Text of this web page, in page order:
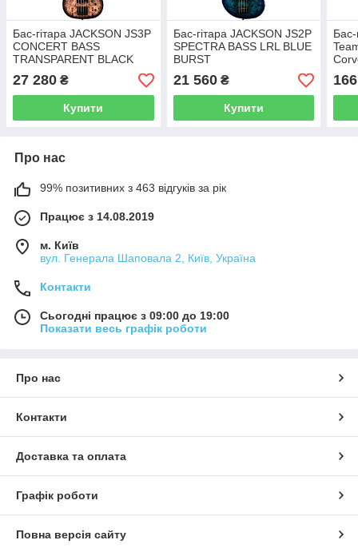
Бас-гітара JACKSON JS3P
CONCERT BASS
TRANSPARENT BLACK
BURST
27 280 ₴
Купити
Бас-гітара JACKSON JS2P
SPECTRA BASS LRL BLUE
BURST
21 560₴
Купити
Бас-
Про нас
99% позитивних з 463 відгуків за рік
Працює з 14.08.2019
м. Київ
вул. Генерала Шаповала 2, Київ, Україна
Контакти
Сьогодні працює з 09:00 до 19:00
Показати весь графік роботи
Про нас
Контакти
Доставка та оплата
Графік роботи
Повна версія сайту